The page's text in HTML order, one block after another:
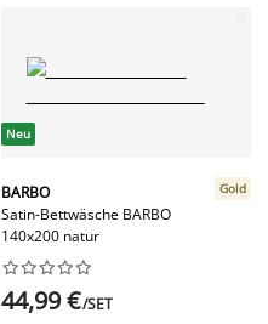
Neu
BARBO
Satin-Bettwäsche BARBO
140x200 natur
Gold






44,99 €/SET